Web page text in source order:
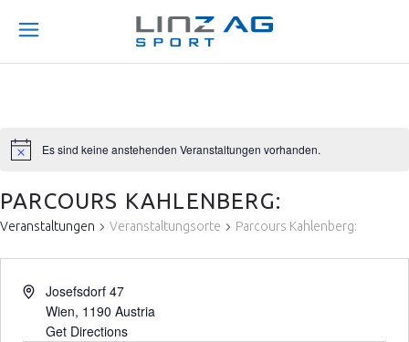
Es sind keine anstehenden Veranstaltungen vorhanden.
PARCOURS KAHLENBERG:
Veranstaltungen Veranstaltungsorte Parcours Kahlenberg:
Josefsdorf 47
Wien, 1190 Austria
Get Directions